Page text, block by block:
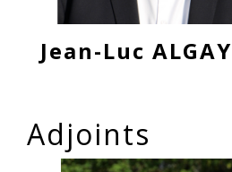
Jean-Luc ALGAY
Adjoints